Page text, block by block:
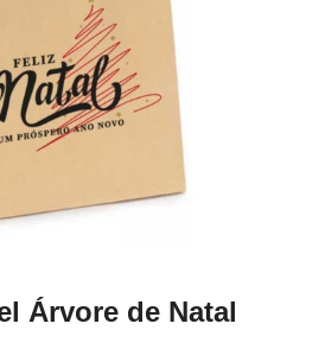
Árvore de Natal